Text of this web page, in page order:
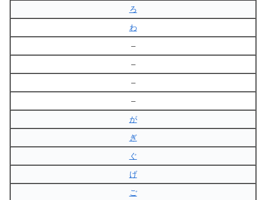
ろ
わ
–
–
–
–
が
ぎ
ぐ
げ
ご